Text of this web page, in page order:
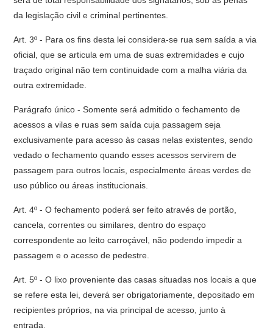
da legislação civil e criminal pertinentes.
Art. 3º - Para os fins desta lei considera-se rua sem saída a via
oficial, que se articula em uma de suas extremidades e cujo
traçado original não tem continuidade com a malha viária da
outra extremidade.
Parágrafo único - Somente será admitido o fechamento de
acessos a vilas e ruas sem saída cuja passagem seja
exclusivamente para acesso às casas nelas existentes, sendo
vedado o fechamento quando esses acessos servirem de
passagem para outros locais, especialmente áreas verdes de
uso público ou áreas institucionais.
Art. 4º - O fechamento poderá ser feito através de portão,
cancela, correntes ou similares, dentro do espaço
correspondente ao leito carroçável, não podendo impedir a
passagem e o acesso de pedestre.
Art. 5º - O lixo proveniente das casas situadas nos locais a que
se refere esta lei, deverá ser obrigatoriamente, depositado em
recipientes próprios, na via principal de acesso, junto à
entrada.